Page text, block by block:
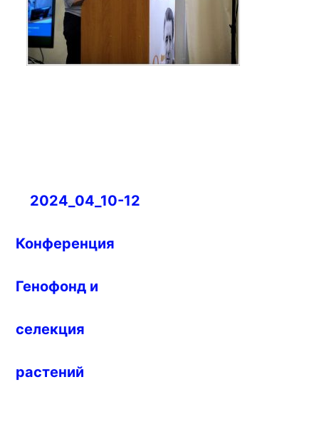
Навигация
записям
2024_04_10-12
Конференция
Генофонд и
селекция
растений